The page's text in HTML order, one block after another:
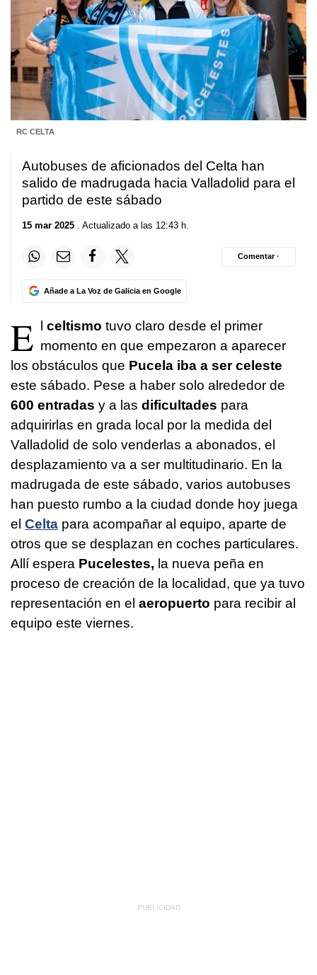
RC CELTA
Autobuses de aficionados del Celta han
salido de madrugada hacia Valladolid para el
partido de este sábado
15 mar 2025 . Actualizado a las 12:43 h.
Añade a La Voz de Galicia en Google
Comentar ·
E l celtismo tuvo claro desde el primer
momento en que empezaron a aparecer
los obstáculos que Pucela iba a ser celeste
este sábado. Pese a haber solo alrededor de
600 entradas y a las dificultades para
adquirirlas en grada local por la medida del
Valladolid de solo venderlas a abonados, el
desplazamiento va a ser multitudinario. En la
madrugada de este sábado, varios autobuses
han puesto rumbo a la ciudad donde hoy juega
el Celta para acompañar al equipo, aparte de
otros que se desplazan en coches particulares.
Allí espera Pucelestes, la nueva peña en
proceso de creación de la localidad, que ya tuvo
representación en el aeropuerto para recibir al
equipo este viernes.